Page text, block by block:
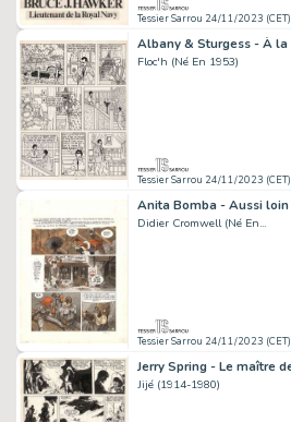
Tessier Sarrou 24/11/2023 (CET)
Floc'h (Né En 1953)
Tessier Sarrou 24/11/2023 (CET)
Didier Cromwell (Né En...
Tessier Sarrou 24/11/2023 (CET)
Jijé (1914-1980)